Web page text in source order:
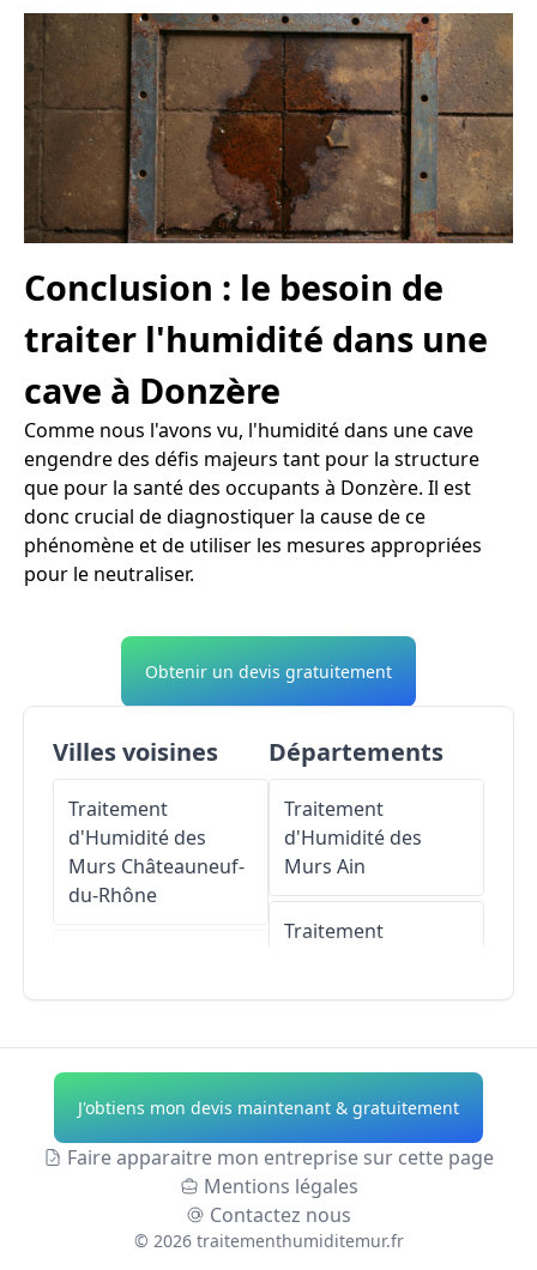
Conclusion : le besoin de
traiter l'humidité dans une
cave à Donzère
Comme nous l'avons vu, l'humidité dans une cave
engendre des défis majeurs tant pour la structure
que pour la santé des occupants à Donzère. Il est
donc crucial de diagnostiquer la cause de ce
phénomène et de utiliser les mesures appropriées
pour le neutraliser.
Obtenir un devis gratuitement
Villes voisines
Traitement
d'Humidité des
Murs Châteauneuf-
du-Rhône
Traitement
d'Humidité des
MursMalataverne
d'Humidité des
Départements
Traitement
d'Humidité des
Murs Ain
Traitement
Traitement
d'Humidité des
Murs Allier
Traitement
d'Humidité des
MursAlpes-de-
J'obtiens mon devis maintenant & gratuitement
Faire apparaitre mon entreprise sur cette page
Mentions légales
Contactez nous
© 2026 traitementhumiditemur.fr